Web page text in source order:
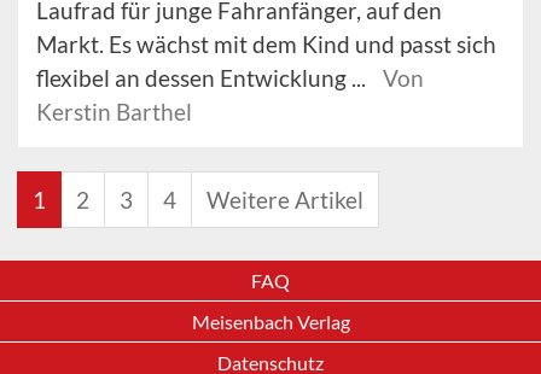
Laufrad für junge Fahranfänger, auf den
Markt. Es wächst mit dem Kind und passt sich
flexibel an dessen Entwicklung ...
Von
Kerstin Barthel
1 2 3 4 Weitere Artikel
FAQ
Meisenbach Verlag
Datenschutz